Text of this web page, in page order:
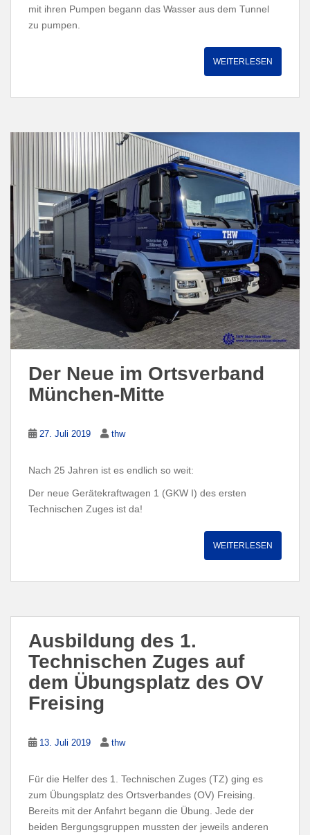
mit ihren Pumpen begann das Wasser aus dem Tunnel
zu pumpen.
WEITERLESEN
Der Neue im Ortsverband
München-Mitte
27. Juli 2019 thw
Nach 25 Jahren ist es endlich so weit:
Der neue Gerätekraftwagen 1 (GKW I) des ersten
Technischen Zuges ist da!
WEITERLESEN
Ausbildung des 1.
Technischen Zuges auf
dem Übungsplatz des OV
Freising
13. Juli 2019 thw
Für die Helfer des 1. Technischen Zuges (TZ) ging es
zum Übungsplatz des Ortsverbandes (OV) Freising.
Bereits mit der Anfahrt begann die Übung. Jede der
beiden Bergungsgruppen mussten der jeweils anderen